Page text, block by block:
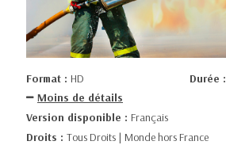
Format : HD Durée :
Moins de détails
Version disponible : Français
Droits : Tous Droits | Monde hors France